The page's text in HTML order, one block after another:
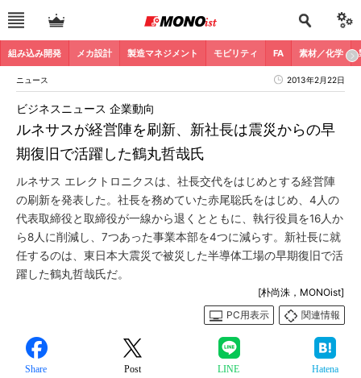
組み込み開発 メカ設計 製造マネジメント モビリティ FA 素材／化学
ニュース 2013年2月22日
ルネサスが経営陣を刷新、新社長は震災からの早
期復旧で活躍した鶴丸哲哉氏
ビジネスニュース 企業動向
ルネサス エレクトロニクスは、社長交代をはじめとする経営陣
の刷新を発表した。社長を務めていた赤尾聡氏をはじめ、4人の
代表取締役と取締役が一線から退くとともに、執行役員を16人か
ら8人に削減し、7つあった事業本部を4つに減らす。新社長に就
任するのは、東日本大震災で被災した半導体工場の早期復旧で活
躍した鶴丸哲哉氏だ。
[朴尚洙，MONOist]
PC用表示
関連情報
Share Post LINE Hatena